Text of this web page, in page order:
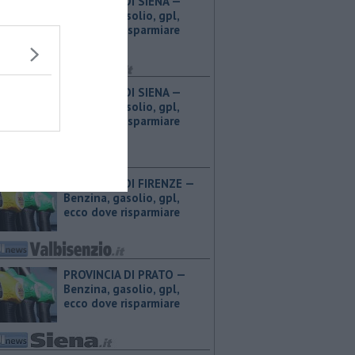
Benzina, gasolio, gpl,
ecco dove risparmiare
PROVINCIA DI SIENA — ​
Benzina, gasolio, gpl,
ecco dove risparmiare
PROVINCIA DI FIRENZE — ​
Benzina, gasolio, gpl,
ecco dove risparmiare
PROVINCIA DI PRATO — ​
Benzina, gasolio, gpl,
ecco dove risparmiare